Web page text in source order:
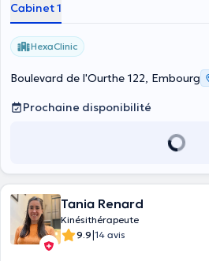
Cabinet 1
HexaClinic
Boulevard de l'Ourthe 122, Embourg
Prochaine disponibilité
Tania Renard
Kinésithérapeute
9.9|14 avis